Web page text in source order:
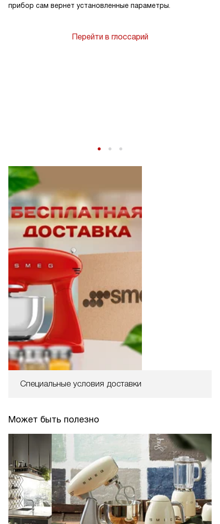
прибор сам вернет установленные параметры.
Перейти в глоссарий
Специальные условия доставки
Может быть полезно